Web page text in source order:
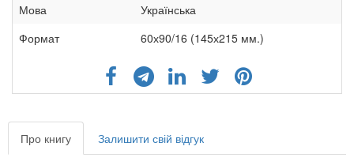
Мова
Українська
Формат
60х90/16 (145х215 мм.)
Про книгу Залишити свій відгук